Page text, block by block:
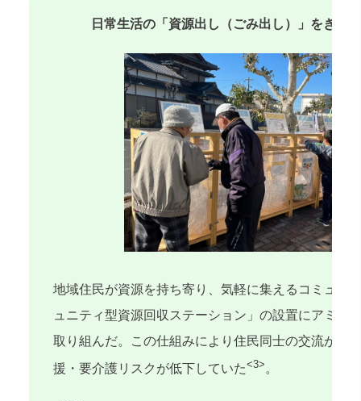
日常生活の「資源出し（ごみ出し）」をきっ
地域住民が資源を持ち寄り、気軽に集えるコミュニ
ュニティ型資源回収ステーション」の設置にアミタ
取り組んだ。この仕組みにより住民同士の交流が自
援・要介護リスクが低下していた<3>。